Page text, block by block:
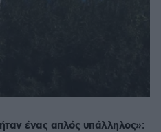
ένας απλός υπάλληλος»: